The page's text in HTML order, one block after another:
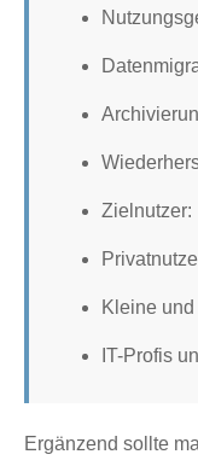
Zielnutzer:
Kleine
IT-Profis
Ergänzend sollte